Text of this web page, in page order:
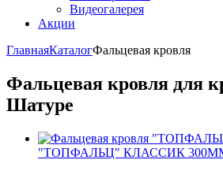
Видеогалерея
Акции
ГлавнаяКаталогФальцевая кровля
Фальцевая кровля для
Шатуре
"ТОПФАЛЬЦ" КЛАССИК